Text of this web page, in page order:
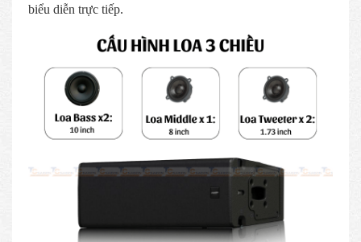
biểu diễn trực tiếp.